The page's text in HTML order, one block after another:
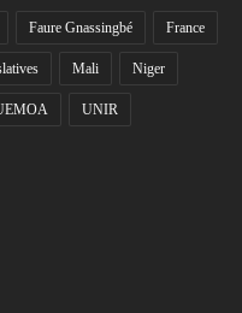
Faure Gnassingbé France
Mali Niger
UNIR